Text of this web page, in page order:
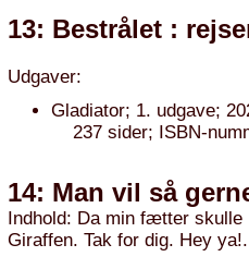
13: Bestrålet :
Udgaver:
Gladiator; 1. udgave;
237 sider; ISBN-
14: Man vil så
Indhold: Da min fætter skulle
Giraffen. Tak for dig. Hey